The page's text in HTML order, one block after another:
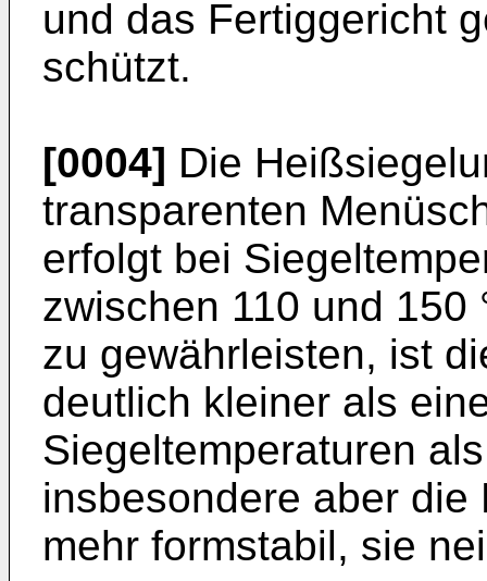
und das Fertiggericht
schützt.
[0004] Die
transparenten
erfolgt bei
zwischen 110 und 150
zu gewährleisten, ist
deutlich kleiner als
Siegeltemperaturen
insbesondere aber die
mehr formstabil, sie